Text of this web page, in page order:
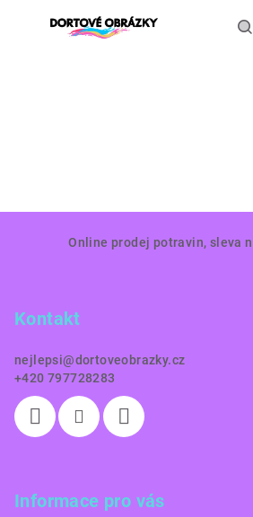
Online prodej potravin, sleva
Kontakt
nejlepsi@dortoveobrazky.cz
+420 797728283
Informace pro vás